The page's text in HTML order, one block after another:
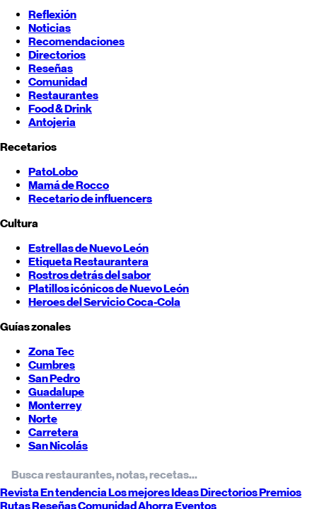
Reflexión
Noticias
Recomendaciones
Directorios
Reseñas
Comunidad
Restaurantes
Food & Drink
Antojeria
Recetarios
PatoLobo
Mamá de Rocco
Recetario de influencers
Cultura
Estrellas deNuevo León
Etiqueta Restaurantera
Rostros detrás del sabor
Platillos icónicos deNuevo León
Heroes del Servicio Coca-Cola
Guías zonales
Zona Tec
Cumbres
San Pedro
Guadalupe
Monterrey
Norte
Carretera
San Nicolás
RevistaEn tendenciaLos mejoresIdeasDirectoriosPremios
RutasReseñasComunidadAhorraEventos